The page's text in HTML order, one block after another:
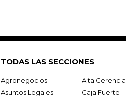
TODAS LAS SECCIONES
Agronegocios Alta Gerencia
Asuntos Legales
Caja Fuerte